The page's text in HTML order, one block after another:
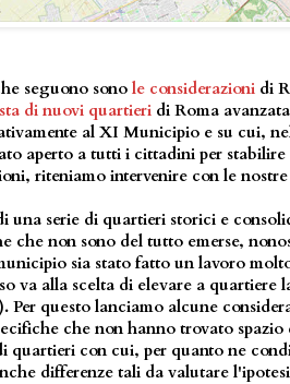
seguono sono le considerazioni di
di nuovi quartieri di Roma
al XI Municipio e su cui,
aperto a tutti i cittadini per
riteniamo intervenire con le
una serie di quartieri storici e
che non sono del tutto emerse,
sia stato fatto un lavoro
va alla scelta di elevare a quartiere
Per questo lanciamo alcune
che non hanno trovato spazio
quartieri con cui, per quanto ne
differenze tali da valutare